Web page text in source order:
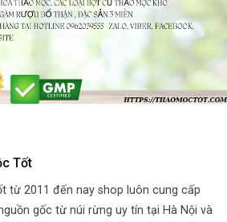
Tốt
từ 2011 đến nay shop luôn cung cấp
gốc từ núi rừng uy tín tại Hà Nội và